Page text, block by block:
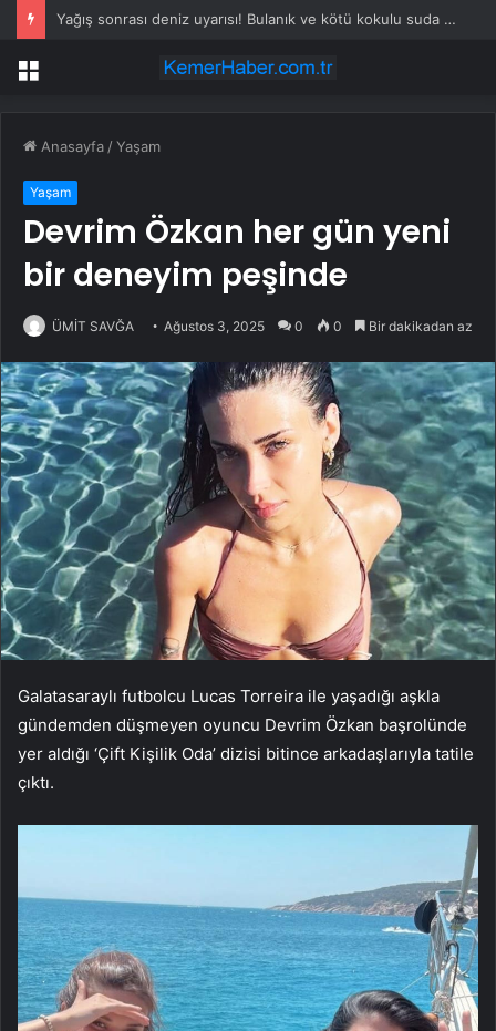
Yağış sonrası deniz uyarısı! Bulanık ve kötü kokulu suda yüzmeyin
Menü
Anasayfa /Yaşam
Yaşam
Devrim Özkan her gün yeni
bir deneyim peşinde
ÜMİT SAVĞA Ağustos 3, 2025 0 0 Bir dakikadan az
Galatasaraylı futbolcu Lucas Torreira ile yaşadığı aşkla
gündemden düşmeyen oyuncu Devrim Özkan başrolünde
yer aldığı ‘Çift Kişilik Oda’ dizisi bitince arkadaşlarıyla tatile
çıktı.